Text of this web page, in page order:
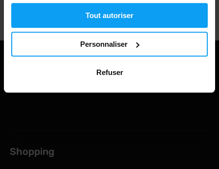
Tout autoriser
Personnaliser
Refuser
Shopping